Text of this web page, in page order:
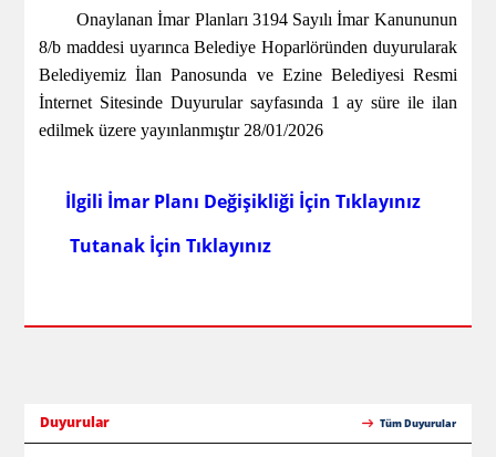
Onaylanan İmar Planları 3194 Sayılı İmar Kanununun
8/b maddesi uyarınca Belediye Hoparlöründen duyurularak
Belediyemiz İlan Panosunda ve Ezine Belediyesi Resmi
İnternet Sitesinde Duyurular sayfasında 1 ay süre ile ilan
edilmek üzere yayınlanmıştır 28/01/2026
İlgili İmar Planı Değişikliği İçin Tıklayınız
Tutanak İçin Tıklayınız
Duyurular Tüm Duyurular